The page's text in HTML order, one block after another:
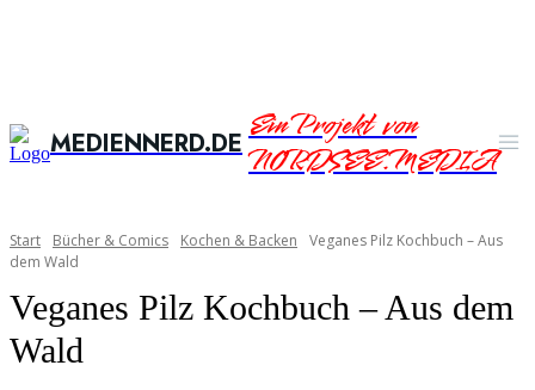
MEDIENNERD.DEEin Projekt von
NORDSEE.MEDIA
Start Bücher & Comics Kochen & Backen
Veganes Pilz Kochbuch – Aus
dem Wald
Veganes Pilz Kochbuch – Aus dem
Wald